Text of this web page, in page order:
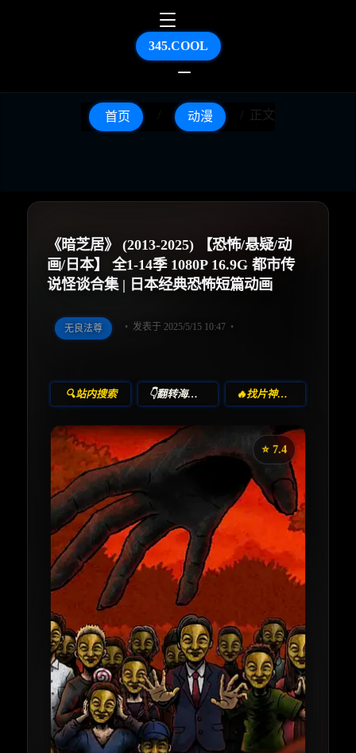
345.COOL
首页 动漫 正文
《暗芝居》 (2013-2025) 【恐怖/悬疑/动
画/日本】 全1-14季 1080P 16.9G 都市传
说怪谈合集 | 日本经典恐怖短篇动画
无良法尊 发表于 2025/5/15 10:47
🔍站内搜索 👇翻转海报！ 🔥找片神器🔥
⭐️ 7.4
《暗芝居》
⭐
收藏
⭐️ 评分：7.4 | 🎬 2013年
夸克网盘